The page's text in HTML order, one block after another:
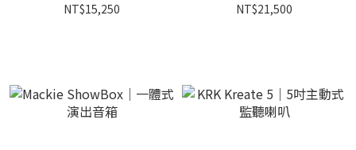
NT$15,250
NT$21,500